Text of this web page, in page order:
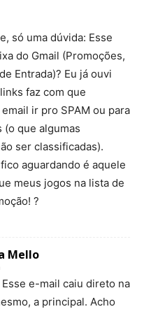
só uma dúvida: Esse
do Gmail (Promoções,
Entrada)? Eu já ouvi
faz com que
ir pro SPAM ou para
(o que algumas
ser classificadas).
aguardando é aquele
meus jogos na lista de
?
Mello
e-mail caiu direto na
a principal. Acho